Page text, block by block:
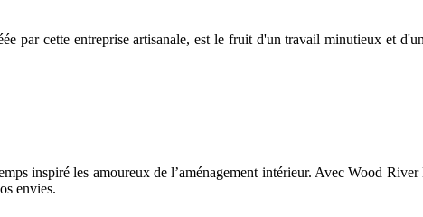
par cette entreprise artisanale, est le fruit d'un travail minutieux et
inspiré les amoureux de l’aménagement intérieur. Avec Wood River
envies.